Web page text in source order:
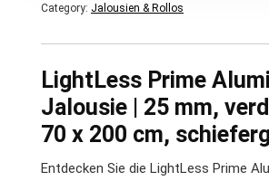
Category: Jalousien & Rollos
LightLess Prime
Jalousie | 25 mm,
70 x 200 cm,
Entdecken Sie die LightLess Prime